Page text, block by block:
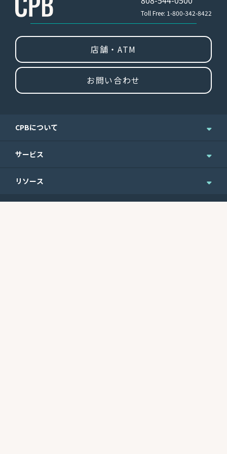
Toll Free: 1-800-342-8422
店舗・ATM
お問い合わせ
CPBについて
企業情報
サービス
個人のお客さま
リソース
English Site